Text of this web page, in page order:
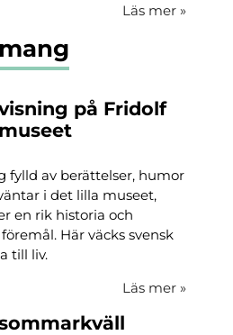
Läs mer »
på Fridolf
fylld av berättelser, humor
i det lilla museet,
en rik historia och
Här väcks svensk
till liv.
Läs mer »